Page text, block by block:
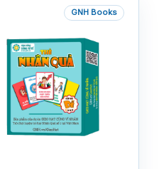
GNH Books